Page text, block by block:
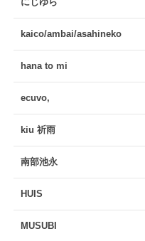
kaico/ambai/asahineko
hana to mi
ecuvo,
kiu 祈雨
南部池永
HUIS
MUSUBI